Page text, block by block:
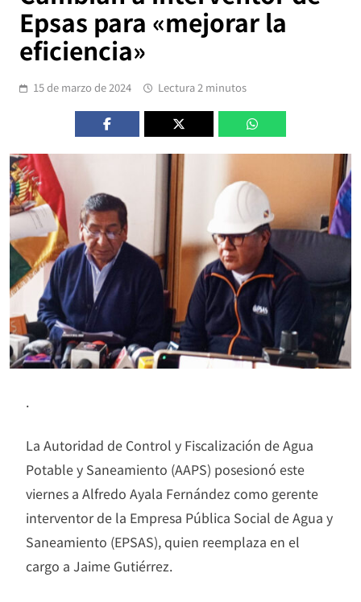
Epsas para «mejorar la
eficiencia»
15 de marzo de 2024 Lectura 2 minutos
.
La Autoridad de Control y Fiscalización de Agua
Potable y Saneamiento (AAPS) posesionó este
viernes a Alfredo Ayala Fernández como gerente
interventor de la Empresa Pública Social de Agua y
Saneamiento (EPSAS), quien reemplaza en el
cargo a Jaime Gutiérrez.